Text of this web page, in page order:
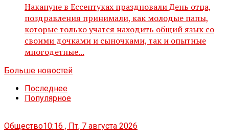
Накануне в Ессентуках праздновали День отца,
поздравления принимали, как молодые папы,
которые только учатся находить общий язык со
своими дочками и сыночками, так и опытные
многодетные...
Больше новостей
Последнее
Популярное
Общество10:16 , Пт, 7 августа 2026